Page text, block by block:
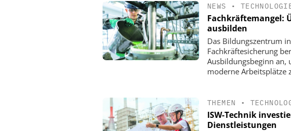
NEWS •
Fachkräftemangel:
ausbilden
Das Bildungszentrum
Fachkräftesicherung
Ausbildungsbeginn an,
moderne Arbeitsplätze
THEMEN •
ISW-Technik
Dienstleistungen